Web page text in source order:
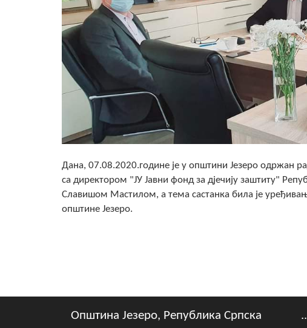
Дана, 07.08.2020.године је у општини Језеро одржан
са директором "ЈУ Јавни фонд за дјечију заштиту"
Славишом Мастилом, а тема састанка била је
општине Језеро.
Општина Језеро, Република Српска